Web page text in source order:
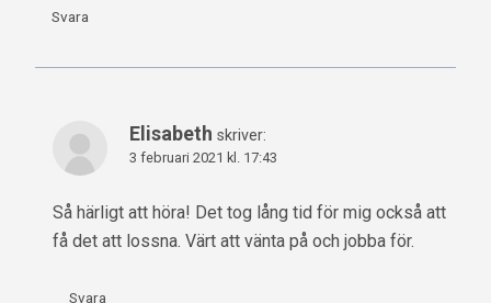
Svara
Elisabeth skriver:
3 februari 2021 kl. 17:43
Så härligt att höra! Det tog lång tid för mig också att
få det att lossna. Värt att vänta på och jobba för.
Svara